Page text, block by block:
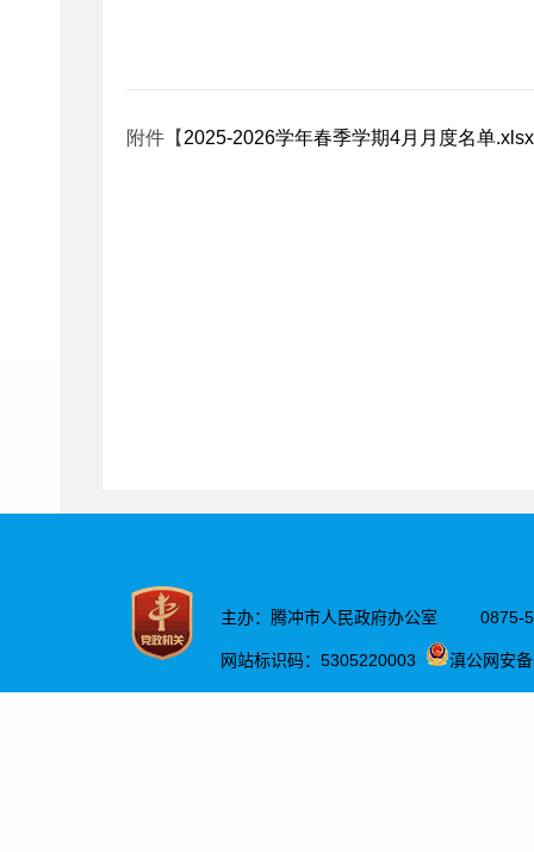
附件【 2025-2026学年春季学期4月月度名单.xlsx